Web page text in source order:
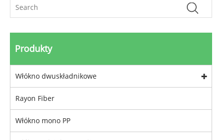
Produkty
Włókno dwuskładnikowe
Rayon Fiber
Włókno mono PP